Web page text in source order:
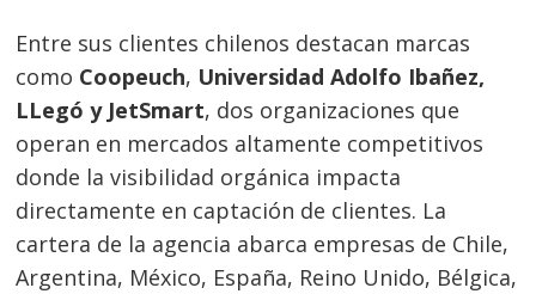
Entre sus clientes chilenos destacan marcas
como Coopeuch, Universidad Adolfo Ibañez,
LLegó y JetSmart, dos organizaciones que
operan en mercados altamente competitivos
donde la visibilidad orgánica impacta
directamente en captación de clientes. La
cartera de la agencia abarca empresas de Chile,
Argentina, México, España, Reino Unido, Bélgica,